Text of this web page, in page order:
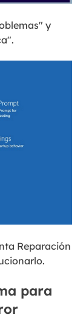
y
Reparación
para